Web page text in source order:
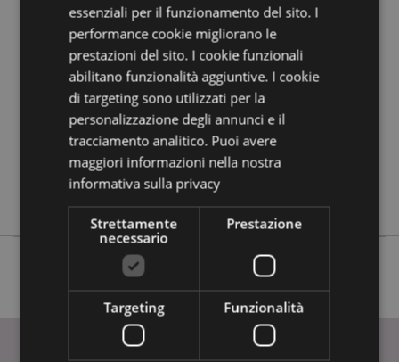
Dettagli del Prodotto
Informazioni
Aggiuntive
Altezza 33cm Larghezza 26cm Profondità 12cm
5055071513114
144
0.091000
No
No
essenziali per il funzionamento del sito. I
performance cookie migliorano le
prestazioni del sito. I cookie funzionali
abilitano funzionalità aggiuntive. I cookie
di targeting sono utilizzati per la
personalizzazione degli annunci e il
tracciamento analitico. Puoi avere
maggiori informazioni nella nostra
informativa sulla privacy
Strettamente
necessario
Prestazione
Targeting Funzionalità